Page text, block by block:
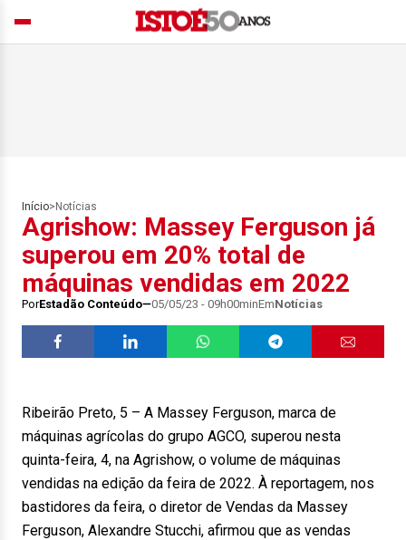
Início> Notícias
Agrishow: Massey Ferguson já
superou em 20% total de
máquinas vendidas em 2022
PorEstadão Conteúdo 05/05/23 - 09h00minEmNotícias
Ribeirão Preto, 5 – A Massey Ferguson, marca de
máquinas agrícolas do grupo AGCO, superou nesta
quinta-feira, 4, na Agrishow, o volume de máquinas
vendidas na edição da feira de 2022. À reportagem, nos
bastidores da feira, o diretor de Vendas da Massey
Ferguson, Alexandre Stucchi, afirmou que as vendas